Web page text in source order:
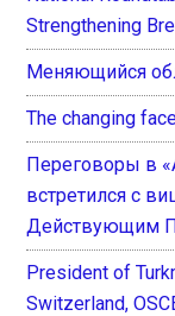
Strengthening
Меняющийся
The changing
Переговоры в
встретился с
Действующим
President of
Switzerland,